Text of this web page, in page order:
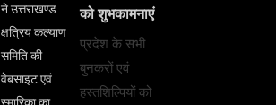
ने उत्तराखण्ड
क्षत्रिय कल्याण
समिति की
वेबसाइट एवं
स्मारिका का
को शुभकामनाएं
प्रदेश के सभी
बुनकरों एवं
हस्तशिल्पियों को